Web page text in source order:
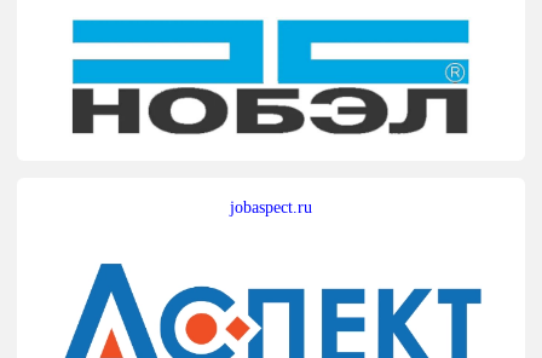
jobaspect.ru